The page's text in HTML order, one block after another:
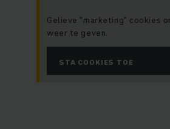
Gelieve "marketing" cookies
weer te geven.
STA COOKIES TOE